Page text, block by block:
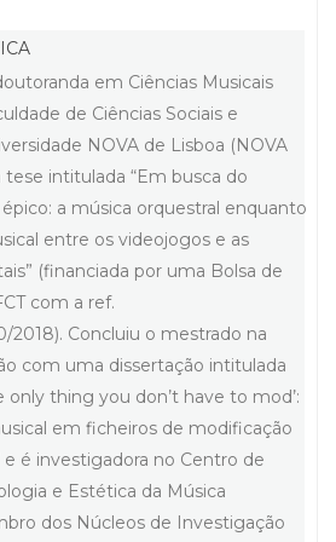
em Ciências Musicais
de Ciências Sociais e
NOVA de Lisboa (NOVA
tese intitulada “Em busca do
a música orquestral enquanto
entre os videojogos e as
(financiada por uma Bolsa de
com a ref.
2018). Concluiu o mestrado na
com uma dissertação intitulada
only thing you don’t have to mod’:
em ficheiros de modificação
e é investigadora no Centro de
e Estética da Música
dos Núcleos de Investigação